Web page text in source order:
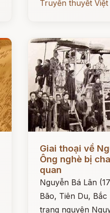
Truyền thuyết Việt
Giai thoại về
Ông nghè bị
quan
Nguyễn Bá Lân
Bão, Tiên Du,
trạng nguyên